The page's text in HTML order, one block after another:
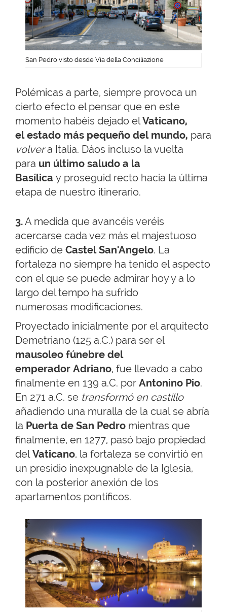
San Pedro visto desde Via della Conciliazione
Polémicas a parte, siempre provoca un
cierto efecto el pensar que en este
momento habéis dejado elVaticano,
el estado más pequeño del mundo, para
volvera Italia. Dáos incluso la vuelta
para un último saludo a la
Basílica y proseguid recto hacia la última
etapa de nuestro itinerario.
3.A medida que avancéis veréis
acercarse cada vez más el majestuoso
edificio de Castel San'Angelo. La
fortaleza no siempre ha tenido el aspecto
con el que se puede admirar hoy y a lo
largo del tempo ha sufrido
numerosas modificaciones.
Proyectado inicialmente por el arquitecto
Demetriano (125 a.C.) para ser el
mausoleo fúnebre del
emperador Adriano, fue llevado a cabo
finalmente en 139 a.C. por Antonino Pio.
En 271 a.C. se transformó en castillo
añadiendo una muralla de la cual se abría
la Puerta de San Pedro mientras que
finalmente, en 1277, pasó bajo propiedad
delVaticano, la fortaleza se convirtió en
un presidio inexpugnable de la Iglesia,
con la posterior anexión de los
apartamentos pontíficos.